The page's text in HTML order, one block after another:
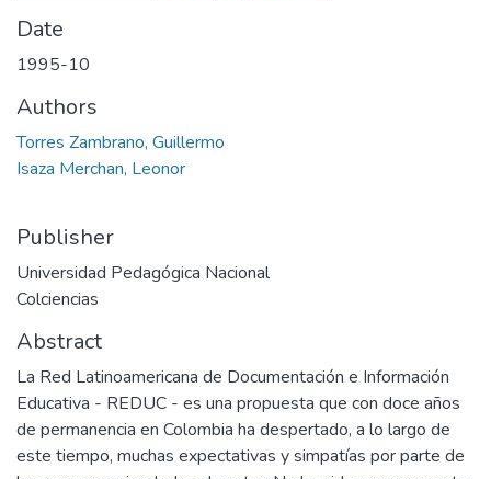
Date
1995-10
Authors
Torres Zambrano, Guillermo
Isaza Merchan, Leonor
Publisher
Universidad Pedagógica Nacional
Colciencias
Abstract
La Red Latinoamericana de Documentación e Información
Educativa - REDUC - es una propuesta que con doce años
de permanencia en Colombia ha despertado, a lo largo de
este tiempo, muchas expectativas y simpatías por parte de